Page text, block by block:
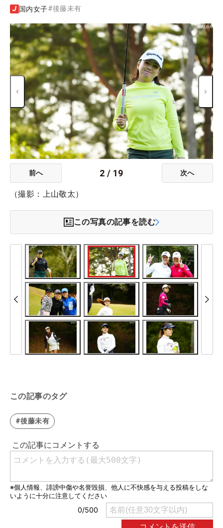
国内女子#後藤未有
前へ 2 / 19 次へ
（撮影：上山敬太）
この写真の記事を読む
この記事のタグ
#後藤未有